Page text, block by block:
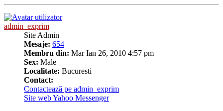
admin_exprim
Site Admin
Mesaje: 654
Membru din: Mar Ian 26, 2010 4:57 pm
Sex: Male
Localitate: Bucuresti
Contact:
Contactează pe admin_exprim
Site webYahoo Messenger